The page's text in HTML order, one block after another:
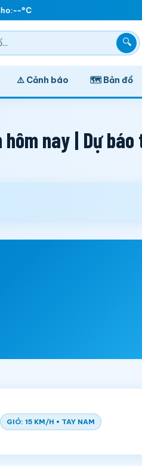
--°C
🔍
⚠️ Cảnh báo 🗺️ Bản đồ
nay | Dự báo
GIÓ: 15 KM/H • TAY NAM